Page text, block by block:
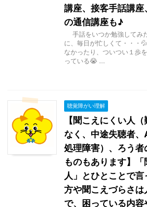
講座、接客手話講
の通信講座も♪
手話をいつか勉強してみ
に、毎日が忙しくて・・・
なかったり、ついつい１歩
っている😭 ...
聴覚障がい理解
【聞こえにくい人
なく、中途失聴者、
処理障害）、ろう者
ものもあります】
人」とひとことで言
方や聞こえづらさは
で、困っている内